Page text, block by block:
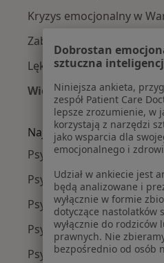
Kryzys emocjonalny w
Zaburzenia nastroju w
Lęki w Warszawie
Więcej (15)
Więcej w kategorii:
Najpopularniejsze
Psycholodzy z Medicover
Psycholodzy z Allianz w
Psycholodzy z INTER
Psycholodzy z Signal
Psycholodzy z Compensa
Dobrostan
sztuczna
Niniejsza ankieta,
zespół Patient Care
lepsze zrozumienie, w
korzystają z narzędzi
jako wsparcia dla
emocjonalnego i
Udział w ankiecie jest
będą analizowane i
wyłącznie w formie
dotyczące nastolatków
wyłącznie do rodziców
prawnych. Nie
bezpośrednio od osób